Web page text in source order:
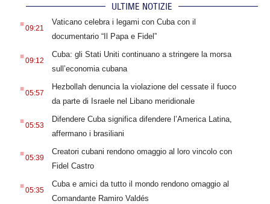
ULTIME NOTIZIE
.09:21
Vaticano celebra i legami con Cuba con il
documentario “Il Papa e Fidel”
.09:12
Cuba: gli Stati Uniti continuano a stringere la morsa
sull’economia cubana
.05:57
Hezbollah denuncia la violazione del cessate il fuoco
da parte di Israele nel Libano meridionale
.05:53
Difendere Cuba significa difendere l’America Latina,
affermano i brasiliani
.05:39
Creatori cubani rendono omaggio al loro vincolo con
Fidel Castro
.05:35
Cuba e amici da tutto il mondo rendono omaggio al
Comandante Ramiro Valdés